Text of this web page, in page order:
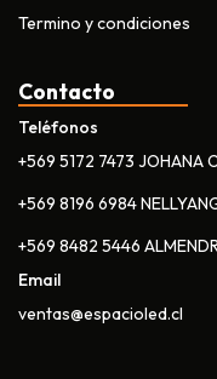
Termino y condiciones
Contacto
Teléfonos
+569 5172 7473 JOHANA
+569 8196 6984
+569 8482 5446
Email
ventas@espacioled.cl